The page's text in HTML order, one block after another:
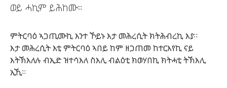
ወይ ሓኪም ይሕከሙ።
ምትርባዕኣጋጢሙኪእንተኾይኑእታመሕረሲትክትሕብረኪእያ።
እታመሕረሲትእቲምትርባዕኣበይ ከም ዘጋጠመ ከተርእየኪናይ
እትኽእለሉ ብኢድዝተሳእለ ስእሊብልዕቲክወሃበኪክትሓቲትኽእሊ
ኢኺ።